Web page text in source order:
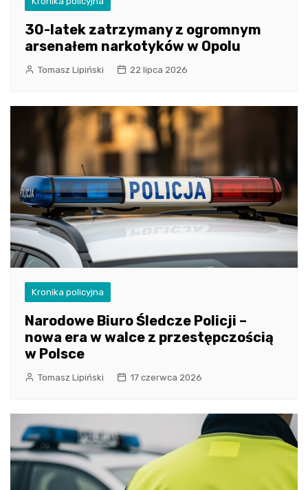
30-latek zatrzymany z ogromnym
arsenałem narkotyków w Opolu
Tomasz Lipiński 22 lipca 2026
Kronika policyjna
Narodowe Biuro Śledcze Policji –
nowa era w walce z przestępczością
w Polsce
Tomasz Lipiński 17 czerwca 2026